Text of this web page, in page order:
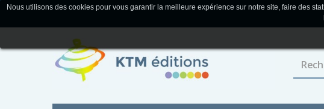
Nous utilisons des cookies pour vous garantir la meilleure expérience sur notre site, faire des